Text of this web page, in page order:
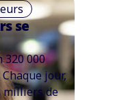
se
320 000
jour,
milliers de